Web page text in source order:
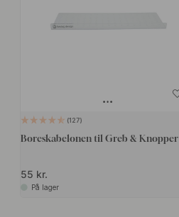
127
Boreskabelonen til Greb & Knopper
55 kr.
På lager